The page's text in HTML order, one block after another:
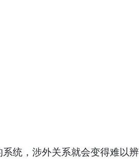
统，涉外关系就会变得难以